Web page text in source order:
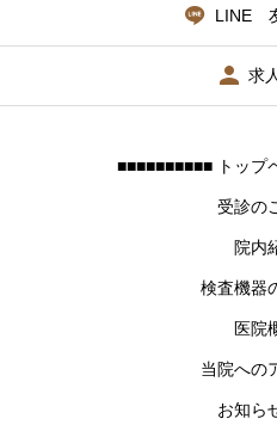
LINE
求
■■■■■■■■■■ トップ
受診の
院内
検査機器
医院
当院への
お知ら